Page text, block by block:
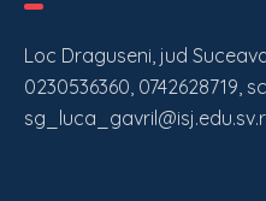
Loc Draguseni, jud
0230536360, 0742628719,